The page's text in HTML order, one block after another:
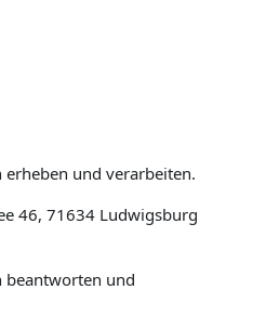
und verarbeiten.
46, 71634 Ludwigsburg
beantworten und